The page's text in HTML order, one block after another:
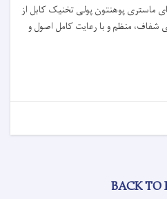
ماستری پوهنتون پولی ‌تخنیک کابل از
شفاف، منظم و با رعایت کامل اصول و
BACK TO